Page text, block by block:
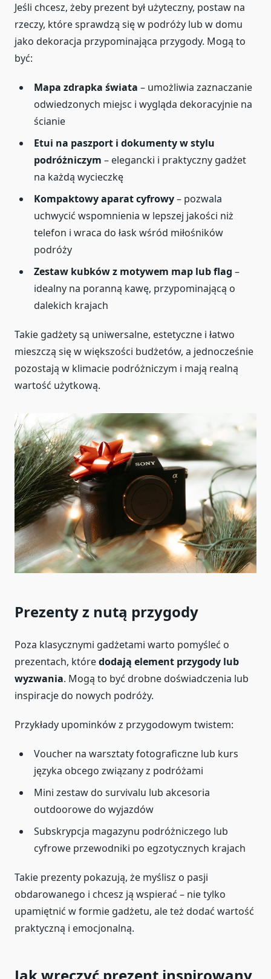
Jeśli chcesz, żeby prezent był użyteczny, postaw na
rzeczy, które sprawdzą się w podróży lub w domu
jako dekoracja przypominająca przygody. Mogą to
być:
Mapa zdrapka świata – umożliwia zaznaczanie
odwiedzonych miejsc i wygląda dekoracyjnie na
ścianie
Etui na paszport i dokumenty w stylu
podróżniczym – elegancki i praktyczny gadżet
na każdą wycieczkę
Kompaktowy aparat cyfrowy– pozwala
uchwycić wspomnienia w lepszej jakości niż
telefon i wraca do łask wśród miłośników
podróży
Zestaw kubków z motywem map lub flag –
idealny na poranną kawę, przypominającą o
dalekich krajach
Takie gadżety są uniwersalne, estetyczne i łatwo
mieszczą się w większości budżetów, a jednocześnie
pozostają w klimacie podróżniczym i mają realną
wartość użytkową.
Prezenty z nutą przygody
Poza klasycznymi gadżetami warto pomyśleć o
prezentach, któredodają element przygody lub
wyzwania. Mogą to być drobne doświadczenia lub
inspiracje do nowych podróży.
Przykłady upominków z przygodowym twistem:
Voucher na warsztaty fotograficzne lub kurs
języka obcego związany z podróżami
Mini zestaw do survivalu lub akcesoria
outdoorowe do wyjazdów
Subskrypcja magazynu podróżniczego lub
cyfrowe przewodniki po egzotycznych krajach
Takie prezenty pokazują, że myślisz o pasji
obdarowanego i chcesz ją wspierać – nie tylko
upamiętnić w formie gadżetu, ale też dodać wartość
praktyczną i emocjonalną.
Jak wręczyć prezent inspirowany